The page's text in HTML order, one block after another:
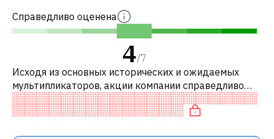
Справедливо оценена
4/7
Исходя из основных исторических и ожидаемых
мультипликаторов, акции компании справедливо
оценены по сравнению с аналогичными компаниями.
В частности, акция «дешевая» по P